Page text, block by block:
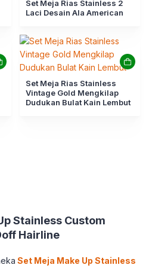
Set Meja Rias Stainless 2
Laci Desain Ala American
Set Meja Rias Stainless
Vintage Gold Mengkilap
Dudukan Bulat Kain Lembut
Stainless Custom
Hairline
Set Meja Make Up Stainless